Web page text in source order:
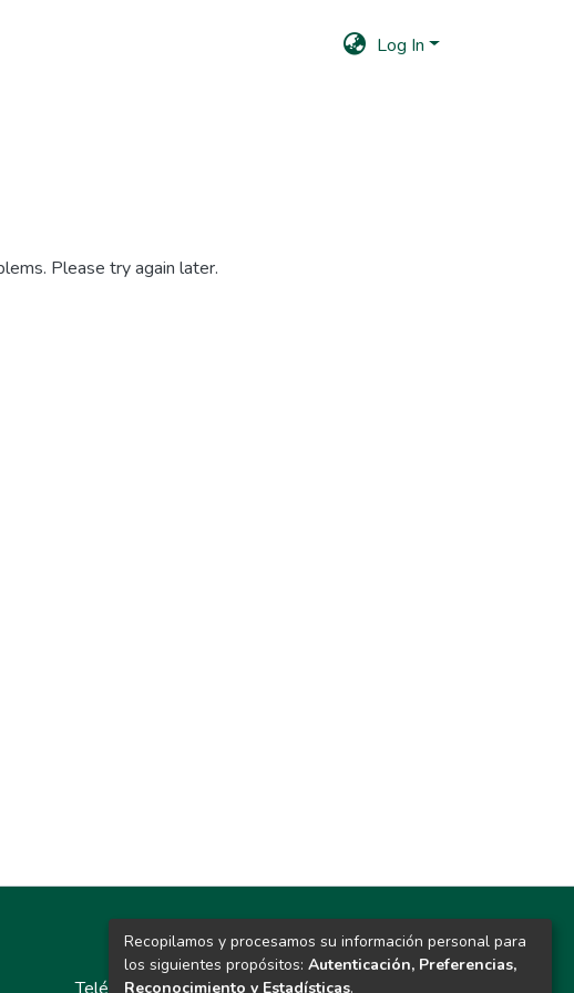
Log In
Please try again later.
Contacto
Recopilamos y procesamos su información personal para
los siguientes propósitos: Autenticación, Preferencias,
Reconocimiento y Estadísticas.